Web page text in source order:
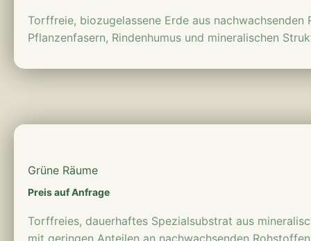
Torffreie, biozugelassene Erde aus nachwachsenden
Pflanzenfasern, Rindenhumus und mineralischen
Grüne Räume
Preis auf Anfrage
Torffreies, dauerhaftes Spezialsubstrat aus
mit geringen Anteilen an nachwachsenden